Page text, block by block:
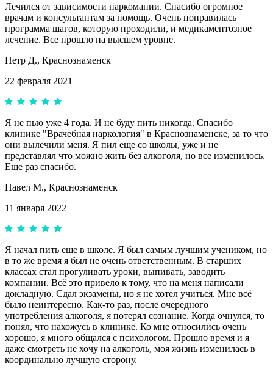
Лечился от зависимости наркомании. Спасибо огромное
врачам и консультантам за помощь. Очень понравилась
программа шагов, которую проходили, и медикаментозное
лечение. Все прошло на высшем уровне.
Петр Д., Краснознаменск
22 февраля 2021
Я не пью уже 4 года. И не буду пить никогда. Спасибо
клинике "Врачебная наркология" в Краснознаменске, за то что
они вылечили меня. Я пил еще со школы, уже и не
представлял что можно жить без алкоголя, но все изменилось.
Еще раз спасибо.
Павел М., Краснознаменск
11 января 2022
Я начал пить еще в школе. Я был самым лучшим учеником, но
в то же время я был не очень ответственным. В старших
классах стал прогуливать уроки, выпивать, заводить
компании. Всё это привело к тому, что на меня написали
докладную. Сдал экзамены, но я не хотел учиться. Мне всё
было неинтересно. Как-то раз, после очередного
употребления алкоголя, я потерял сознание. Когда очнулся, то
понял, что нахожусь в клинике. Ко мне относились очень
хорошо, я много общался с психологом. Прошло время и я
даже смотреть не хочу на алкоголь, моя жизнь изменилась в
координально лучшую сторону.